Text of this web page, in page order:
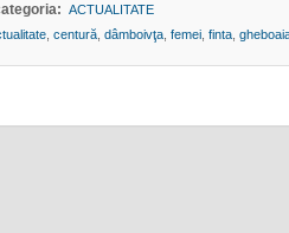
ACTUALITATE
centură dâmboivţa femei finta